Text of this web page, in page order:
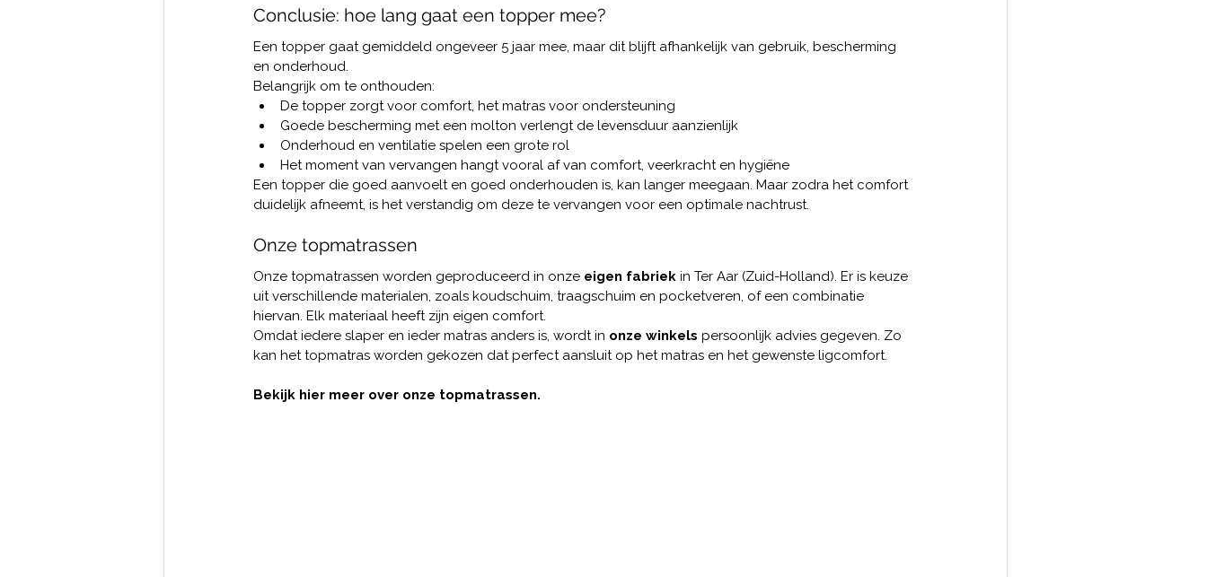
Conclusie: hoe lang gaat een topper mee?
Een topper gaat gemiddeld ongeveer 5 jaar mee, maar dit blijft afhankelijk van gebruik, bescherming
en onderhoud.
Belangrijk om te onthouden:
De topper zorgt voor comfort, het matras voor ondersteuning
Goede bescherming met een molton verlengt de levensduur aanzienlijk
Onderhoud en ventilatie spelen een grote rol
Het moment van vervangen hangt vooral af van comfort, veerkracht en hygiëne
Een topper die goed aanvoelt en goed onderhouden is, kan langer meegaan. Maar zodra het comfort
duidelijk afneemt, is het verstandig om deze te vervangen voor een optimale nachtrust.
Onze topmatrassen
Onze topmatrassen worden geproduceerd in onze eigen fabriek in Ter Aar (Zuid-Holland). Er is keuze
uit verschillende materialen, zoals koudschuim, traagschuim en pocketveren, of een combinatie
hiervan. Elk materiaal heeft zijn eigen comfort.
Omdat iedere slaper en ieder matras anders is, wordt in onze winkels persoonlijk advies gegeven. Zo
kan het topmatras worden gekozen dat perfect aansluit op het matras en het gewenste ligcomfort.
Bekijk hier meer over onze topmatrassen.